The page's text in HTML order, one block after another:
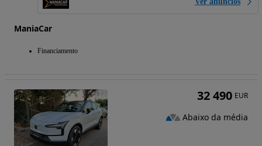
ManiaCar
Financiamento
32 490 EUR
Abaixo da média